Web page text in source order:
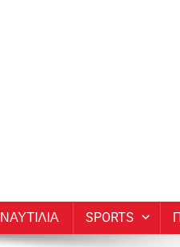
ΝΑΥΤΙΛΙΑ SPORTS